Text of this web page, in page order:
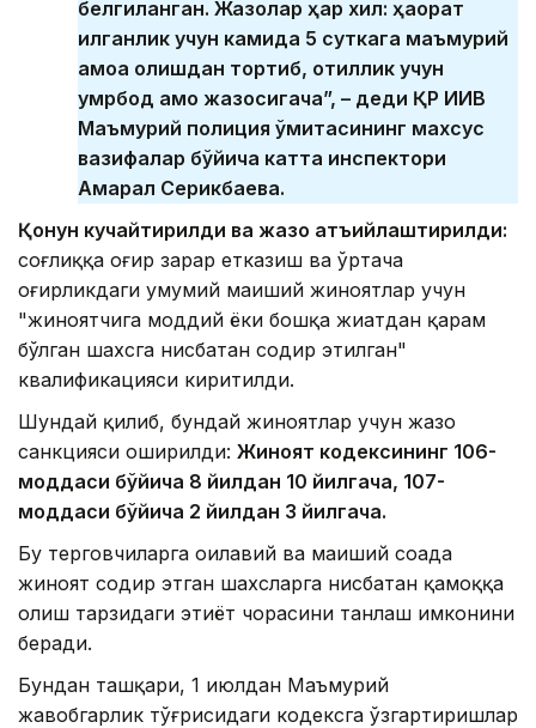
белгиланган. Жазолар ҳар хил: ҳақорат
қилганлик учун камида 5 суткага маъмурий
қамоққа олишдан тортиб, қотиллик учун
умрбод қамоқ жазосигача”, – деди ҚР ИИВ
Маъмурий полиция қўмитасининг махсус
вазифалар бўйича катта инспектори
Ақмарал Серикбаева.
Қонун кучайтирилди ва жазо қатъийлаштирилди:
соғлиққа оғир зарар етказиш ва ўртача
оғирликдаги умумий маиший жиноятлар учун
"жиноятчига моддий ёки бошқа жиҳатдан қарам
бўлган шахсга нисбатан содир этилган"
квалификацияси киритилди.
Шундай қилиб, бундай жиноятлар учун жазо
санкцияси оширилди: Жиноят кодексининг 106-
моддаси бўйича 8 йилдан 10 йилгача, 107-
моддаси бўйича 2 йилдан 3 йилгача.
Бу терговчиларга оилавий ва маиший соҳада
жиноят содир этган шахсларга нисбатан қамоққа
олиш тарзидаги эҳтиёт чорасини танлаш имконини
беради.
Бундан ташқари, 1 июлдан Маъмурий
жавобгарлик тўғрисидаги кодексга ўзгартиришлар